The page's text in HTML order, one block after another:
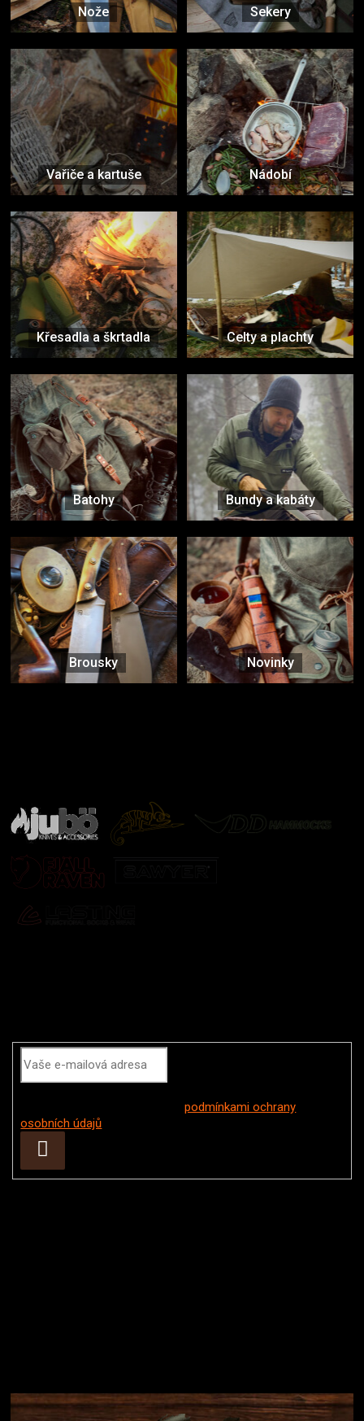
Nože Sekery
Vařiče a kartuše Nádobí
Křesadla a škrtadla Celty a plachty
Batohy Bundy a kabáty
Brousky Novinky
Vložením e-mailu souhlasíte spodmínkami ochrany
osobních údajů
se